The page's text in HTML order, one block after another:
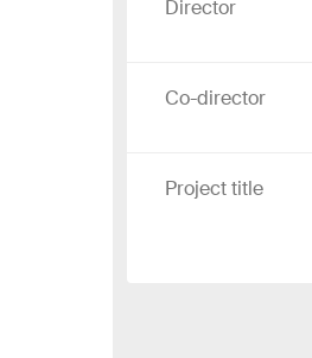
Director
Co-director
Project title